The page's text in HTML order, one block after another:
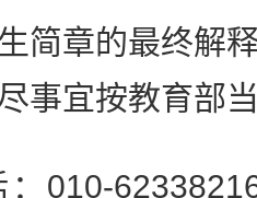
章的最终解释
事宜按教育部
62338216